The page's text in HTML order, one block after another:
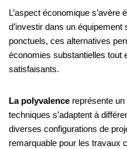
L’aspect économique s’avère
d’investir dans un
ponctuels, ces alternatives
économies substantielles tout
satisfaisants.
La polyvalence représente
techniques s’adaptent à
diverses configurations de
remarquable pour les travaux